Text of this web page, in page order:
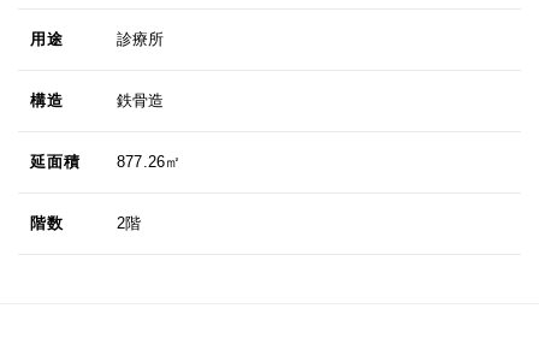
用途 診療所
構造 鉄骨造
延面積 877.26㎡
階数 2階